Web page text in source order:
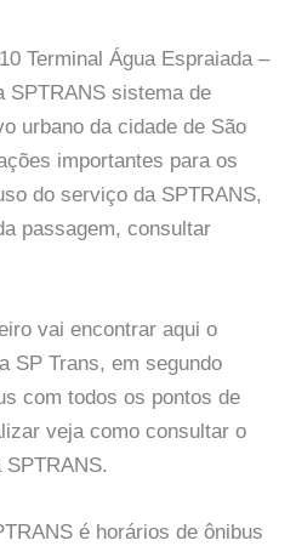
Terminal Água Espraiada –
SPTRANS sistema de
urbano da cidade de São
importantes para os
do serviço da SPTRANS,
passagem, consultar
vai encontrar aqui o
SP Trans, em segundo
com todos os pontos de
veja como consultar o
é horários de ônibus